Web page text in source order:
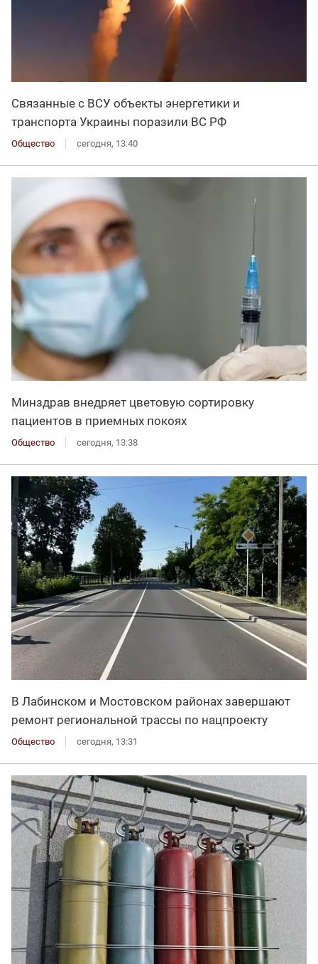
Связанные с ВСУ объекты энергетики и
транспорта Украины поразили ВС РФ
Общество сегодня, 13:40
Минздрав внедряет цветовую сортировку
пациентов в приемных покоях
Общество сегодня, 13:38
В Лабинском и Мостовском районах завершают
ремонт региональной трассы по нацпроекту
Общество сегодня, 13:31